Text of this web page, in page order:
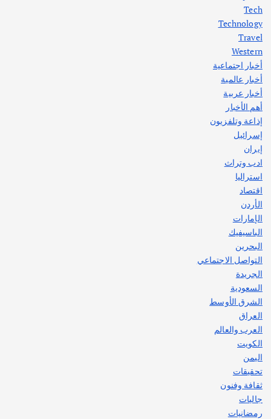
اختتام ورشة السينوغرافيا في مدينة كلباء الاماراتية
أغسطس 3, 2026
Tech
Technology
Travel
Western
أخبار اجتماعية
أخبار عالمية
أخبار عربية
أهم الأخبار
إذاعة وتلفزيون
إسرائيل
إيران
ادب وتراث
استراليا
اقتصاد
الأردن
الإمارات
الباسيفيك
البحرين
التواصل الاجتماعي
الجريدة
السعودية
الشرق الأوسط
العراق
العرب والعالم
الكويت
اليمن
تحقيقات
ثقافة وفنون
جاليات
رمضانيات